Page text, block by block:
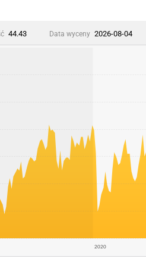
44.43 Data wyceny 2026-08-04
2020